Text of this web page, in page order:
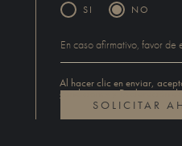
SI NO
Al hacer clic en enviar,
condicionesyDeclaración